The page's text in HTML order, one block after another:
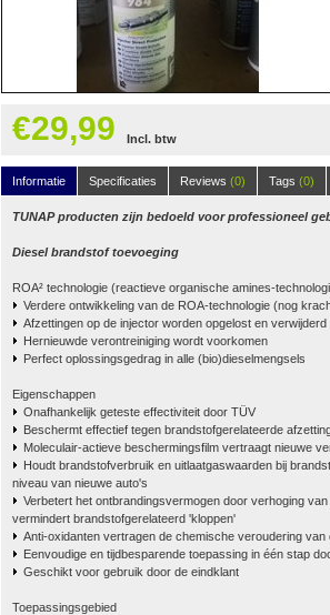
€29,99 Incl. btw
Informatie
Specificaties Reviews (0) Tags (0)
TUNAP producten zijn bedoeld voor professioneel
Diesel brandstof toevoeging
ROA² technologie (reactieve organische amines-
Verdere ontwikkeling van de ROA-technologie (nog
Afzettingen op de injector worden opgelost en verwijderd
Hernieuwde verontreiniging wordt voorkomen
Perfect oplossingsgedrag in alle (bio)dieselmengsels
Eigenschappen
Onafhankelijk geteste effectiviteit door TÜV
Beschermt effectief tegen brandstofgerelateerde
Moleculair-actieve beschermingsfilm vertraagt nieuwe
Houdt brandstofverbruik en uitlaatgaswaarden bij
niveau van nieuwe auto's
Verbetert het ontbrandingsvermogen door verhoging
vermindert brandstofgerelateerd 'kloppen'
Anti-oxidanten vertragen de chemische veroudering van
Eenvoudige en tijdbesparende toepassing in één stap
Geschikt voor gebruik door de eindklant
Toepassingsgebied